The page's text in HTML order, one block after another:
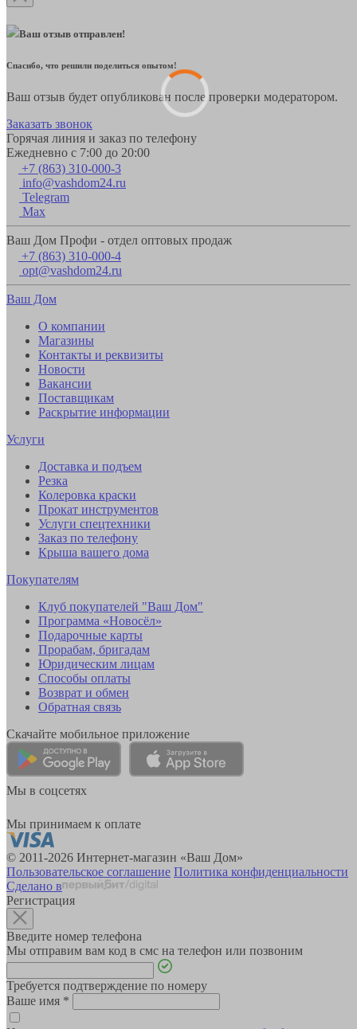
Ваш отзыв отправлен!
Спасибо, что решили поделиться опытом!
Ваш отзыв будет опубликован после проверки модератором.
Заказать звонок
Горячая линия и заказ по телефону
Ежедневно с 7:00 до 20:00
+7 (863) 310-000-3
info@vashdom24.ru
Telegram
Max
Ваш Дом Профи - отдел оптовых продаж
+7 (863) 310-000-4
opt@vashdom24.ru
Ваш Дом
О компании
Магазины
Контакты и реквизиты
Новости
Вакансии
Поставщикам
Раскрытие информации
Услуги
Доставка и подъем
Резка
Колеровка краски
Прокат инструментов
Услуги спецтехники
Заказ по телефону
Крыша вашего дома
Покупателям
Клуб покупателей "Ваш Дом"
Программа «Новосёл»
Подарочные карты
Прорабам, бригадам
Юридическим лицам
Способы оплаты
Возврат и обмен
Обратная связь
Скачайте мобильное приложение
Мы в соцсетях
Мы принимаем к оплате
© 2011-2026 Интернет-магазин «Ваш Дом»
Пользовательское соглашение Политика конфиденциальности
Сделано в
Регистрация
Введите номер телефона
Мы отправим вам код в смс на телефон или позвоним
Требуется подтверждение по номеру
Ваше имя *